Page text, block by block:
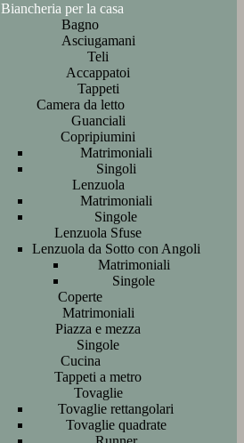
Biancheria per la casa
Bagno
Asciugamani
Teli
Accappatoi
Tappeti
Camera da letto
Guanciali
Copripiumini
Matrimoniali
Singoli
Lenzuola
Matrimoniali
Singole
Lenzuola Sfuse
Lenzuola da Sotto con Angoli
Matrimoniali
Singole
Coperte
Matrimoniali
Piazza e mezza
Singole
Cucina
Tappeti a metro
Tovaglie
Tovaglie rettangolari
Tovaglie quadrate